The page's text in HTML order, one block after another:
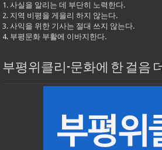
1. 사실을 알리는 데 부단히 노력한다.
2. 지역 비평을 게을리 하지 않는다.
3. 사익을 위한 기사는 절대 쓰지 않는다.
4. 부평문화 부활에 이바지한다.
부평위클리-문화에 한 걸음 더